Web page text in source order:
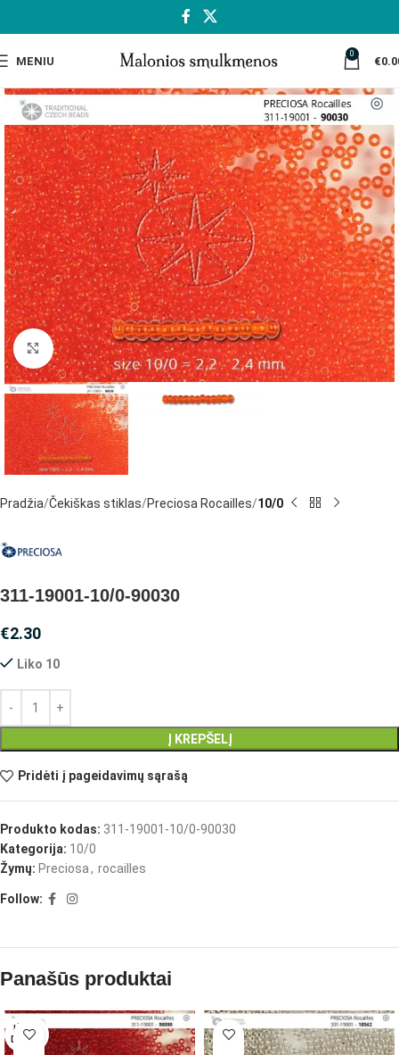
MENIU
0
€
Spustelėkite, jei norite padidinti
Pradžia Čekiškas stiklas Preciosa Rocailles 10/0
311-19001-10/0-90030
€2.30
Liko 10
Į KREPŠELĮ
Pridėti į pageidavimų sąrašą
Produkto kodas: 311-19001-10/0-90030
Kategorija: 10/0
Žymų: Preciosa, rocailles
Follow:
Panašūs produktai
IŠPAR
DUOTA